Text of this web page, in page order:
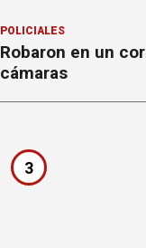
POLICIALES
Robaron en un
cámaras
3